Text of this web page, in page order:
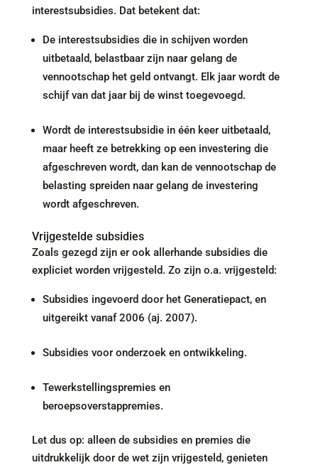
interestsubsidies. Dat betekent dat:
De interestsubsidies die in schijven worden
uitbetaald, belastbaar zijn naar gelang de
vennootschap het geld ontvangt. Elk jaar wordt de
schijf van dat jaar bij de winst toegevoegd.
Wordt de interestsubsidie in één keer uitbetaald,
maar heeft ze betrekking op een investering die
afgeschreven wordt, dan kan de vennootschap de
belasting spreiden naar gelang de investering
wordt afgeschreven.
Vrijgestelde subsidies
Zoals gezegd zijn er ook allerhande subsidies die
expliciet worden vrijgesteld. Zo zijn o.a. vrijgesteld:
Subsidies ingevoerd door het Generatiepact, en
uitgereikt vanaf 2006 (aj. 2007).
Subsidies voor onderzoek en ontwikkeling.
Tewerkstellingspremies en
beroepsoverstappremies.
Let dus op: alleen de subsidies en premies die
uitdrukkelijk door de wet zijn vrijgesteld, genieten